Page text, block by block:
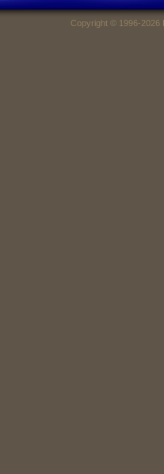
Copyright © 1996-2026